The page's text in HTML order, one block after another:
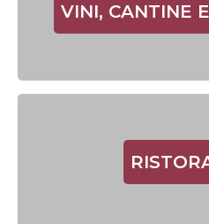
VINI, CANTINE